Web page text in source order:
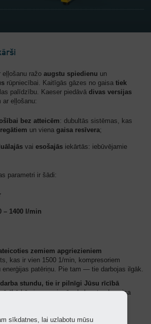
eļļošanu ražo augstu spiedienu un
rūpniecībai. Kaitīgās gāzes no gaisa tiek
palīdzību. Kaeser piedāvā divas versijas
ar eļļošanu:
bez atteicēm: dubultās sistēmas, kas
un viena gaisa resīvera;
vai esošajās iekārtās: iebūvējamie
parametri ir šādi:
– 1400 l/min
zemiem apgriezieniem
kas ir vien 1500 1/min, kompresoriem
enerģijas patēriņu. Pie tam — tie darbojas ilgāk.
stundu, tie ir pilnīgi Jūsu rīcībā
būs jau no pirmās darba stundas visa
garumā.
sīkdatnes, lai uzlabotu mūsu